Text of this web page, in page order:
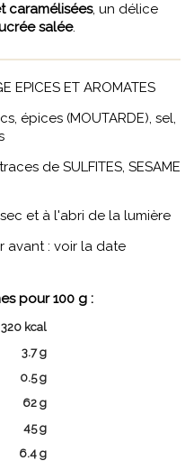
caramélisées, un délice
salée.
EPICES ET AROMATES
épices (MOUTARDE), sel,
de SULFITES, SESAME
et à l'abri de la lumière
avant : voir la date
pour 100 g :
kcal
3.7 g
0.5 g
62 g
45 g
6.4 g